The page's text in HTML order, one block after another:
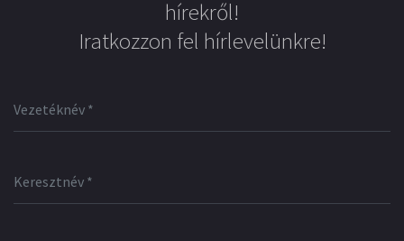
hírekről!
Iratkozzon fel hírlevelünkre!